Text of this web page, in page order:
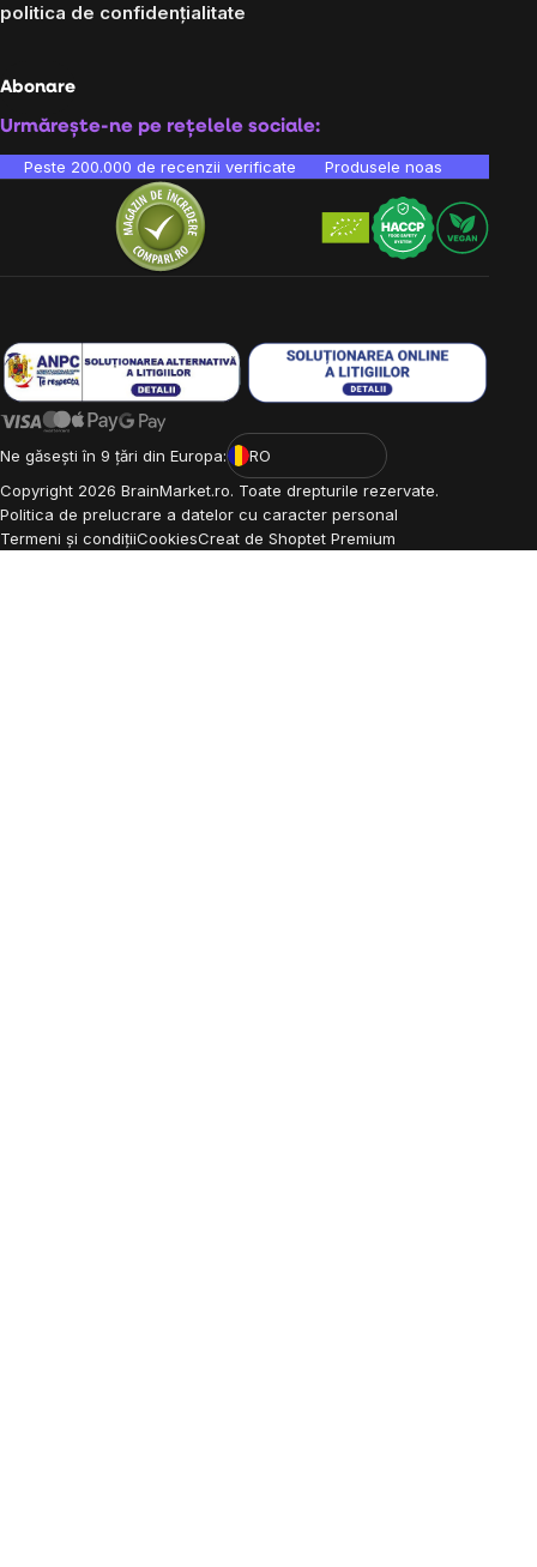
politica de confidențialitate
Abonare
Urmărește-ne pe rețelele sociale:
Peste 200.000 de recenzii verificate Produsele noastre sunt
Ne găsești în 9 țări din Europa:
RO
Copyright 2026 BrainMarket.ro. Toate drepturile rezervate.
Politica de prelucrare a datelor cu caracter personal
Termeni și condițiiCookiesCreat de Shoptet Premium